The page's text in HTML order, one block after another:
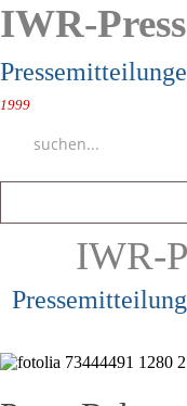
IWR-
1999
IWR-